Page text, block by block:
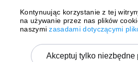
Wysyłki z
Kontynuując korzystanie z tej
na używanie przez nas plików
naszymizasadami dotyczącymi
Akceptuj tylko niezbędne